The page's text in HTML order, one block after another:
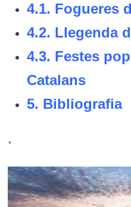
4.1. Fogueres
4.2. Llegenda
4.3. Festes
Catalans
5. Bibliografia
.